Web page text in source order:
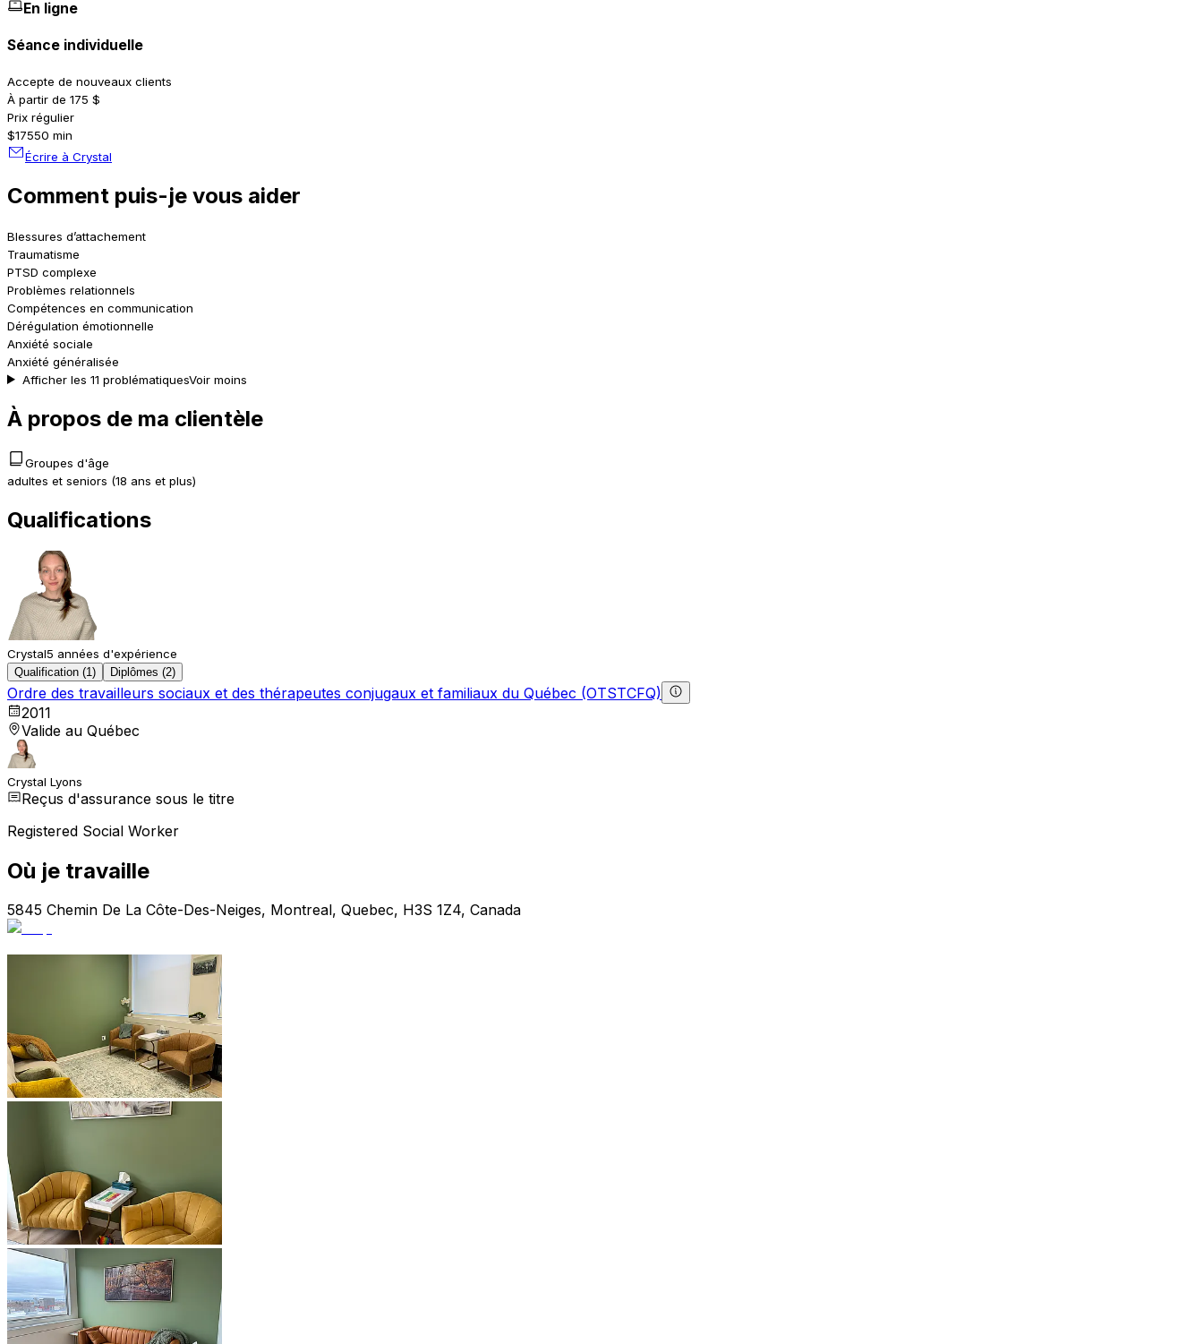
En ligne
Séance individuelle
Accepte de nouveaux clients
À partir de 175 $
Prix régulier
$17550 min
Écrire à Crystal
Comment puis-je vous aider
Blessures d’attachement
Traumatisme
PTSD complexe
Problèmes relationnels
Compétences en communication
Dérégulation émotionnelle
Anxiété sociale
Anxiété généralisée
Afficher les 11 problématiquesVoir moins
À propos de ma clientèle
Groupes d'âge
adultes et seniors (18 ans et plus)
Qualifications
Crystal5 années d'expérience
Qualification (1) Diplômes (2)
Ordre des travailleurs sociaux et des thérapeutes conjugaux et familiaux du Québec (OTSTCFQ)
2011
Valide au Québec
Crystal Lyons
Reçus d'assurance sous le titre
Registered Social Worker
Où je travaille
5845 Chemin De La Côte-Des-Neiges, Montreal, Quebec, H3S 1Z4, Canada